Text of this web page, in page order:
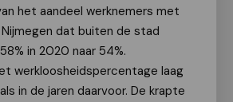
het aandeel werknemers met
Nijmegen dat buiten de stad
in 2020 naar 54%.
werkloosheidspercentage laag
in de jaren daarvoor. De krapte